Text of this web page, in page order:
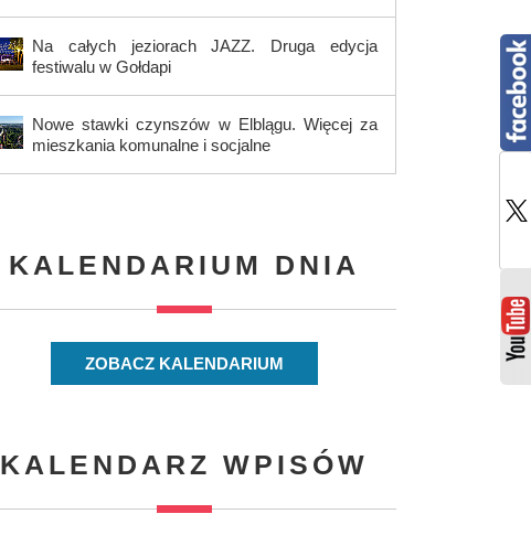
Na całych jeziorach JAZZ. Druga edycja
festiwalu w Gołdapi
Nowe stawki czynszów w Elblągu. Więcej za
mieszkania komunalne i socjalne
KALENDARIUM DNIA
ZOBACZ KALENDARIUM
KALENDARZ WPISÓW